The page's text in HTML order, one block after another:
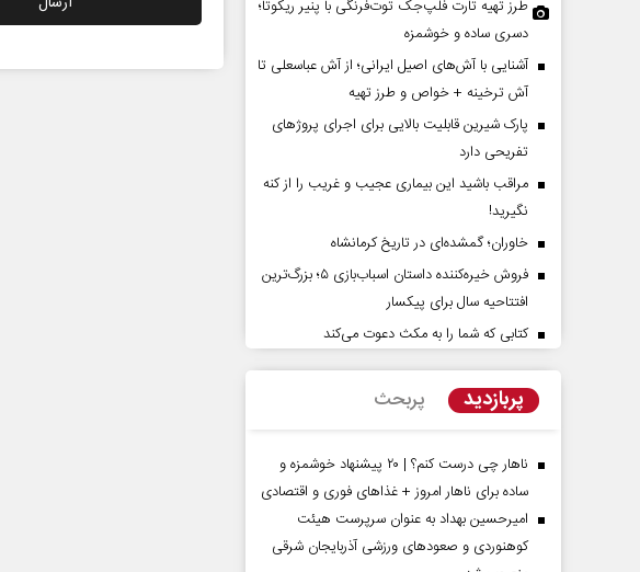
طرز تهیه تارت فلپ‌جک توت‌فرنگی با پنیر ریکوتا؛
دسری ساده و خوشمزه
آشنایی با آش‌های اصیل ایرانی؛ از آش عباسعلی تا
آش ترخینه + خواص و طرز تهیه
پارک شیرین قابلیت‌ بالایی برای اجرای پروژهای
تفریحی دارد
مراقب باشید این بیماری عجیب و غریب را از کنه
نگیرید!
خاوران؛ گمشده‌ای در تاریخ کرمانشاه
فروش خیره‌کننده داستان اسباب‌بازی ۵؛ بزرگ‌ترین
افتتاحیه سال برای پیکسار
کتابی که شما را به مکث دعوت می‌کند
پربازدید پربحث
ناهار چی درست کنم؟ | ۲۰ پیشنهاد خوشمزه و
ساده برای ناهار امروز + غذاهای فوری و اقتصادی
امیرحسین بهداد به عنوان سرپرست هیئت
کوهنوردی و صعودهای ورزشی آذربایجان شرقی
چرایی عقب‌نشینی ترامپ؟
جوانی - تحلیلگر مسائل سیاسی